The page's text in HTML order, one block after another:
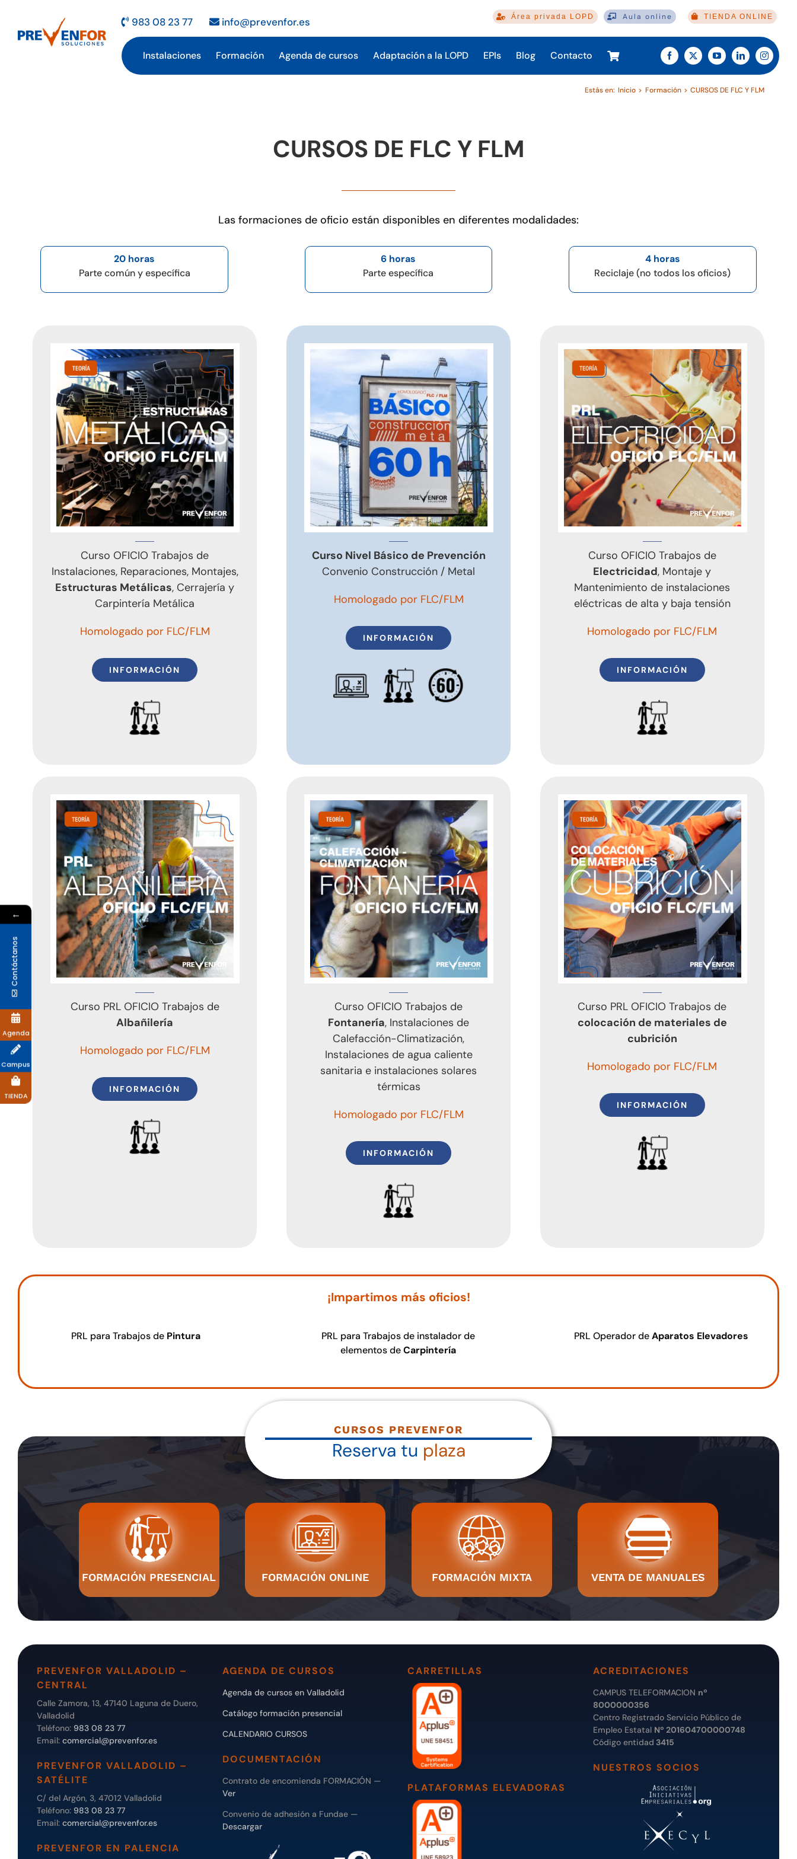
contenido
983 08 23 77 info@prevenfor.es Área privada LOPD Aula online TIENDA ONLINE
Instalaciones Formación Agenda de cursos Adaptación a la LOPD EPIs Blog Contacto
Estás en: Inicio Formación CURSOS DE FLC Y FLM
CURSOS DE FLC Y FLM
Las formaciones de oficio están disponibles en diferentes modalidades:
20 horas
Parte común y específica
6 horas
Parte específica
4 horas
Reciclaje (no todos los oficios)
Curso OFICIO Trabajos de
Instalaciones, Reparaciones, Montajes,
Estructuras Metálicas, Cerrajería y
Carpintería Metálica
Homologado por FLC/FLM
INFORMACIÓN
Curso Nivel Básico de Prevención
Convenio Construcción / Metal
Homologado por FLC/FLM
INFORMACIÓN
Curso OFICIO Trabajos de
Electricidad, Montaje y
Mantenimiento de instalaciones
eléctricas de alta y baja tensión
Homologado por FLC/FLM
INFORMACIÓN
Curso PRL OFICIO Trabajos de
Albañilería
Homologado por FLC/FLM
INFORMACIÓN
Curso OFICIO Trabajos de
Fontanería, Instalaciones de
Calefacción-Climatización,
Instalaciones de agua caliente
sanitaria e instalaciones solares
térmicas
Homologado por FLC/FLM
INFORMACIÓN
Curso PRL OFICIO Trabajos de
colocación de materiales de
cubrición
Homologado por FLC/FLM
INFORMACIÓN
¡Impartimos más oficios!
PRL para Trabajos de Pintura
PRL para Trabajos de instalador de
elementos deCarpintería
PRL Operador deAparatos Elevadores
CURSOS PREVENFOR
Reserva tu plaza
FORMACIÓN PRESENCIAL FORMACIÓN ONLINE FORMACIÓN MIXTA VENTA DE MANUALES
PREVENFOR VALLADOLID –
CENTRAL
Calle Zamora, 13, 47140 Laguna de Duero,
Valladolid
Teléfono: 983 08 23 77
Email: comercial@prevenfor.es
PREVENFOR VALLADOLID –
SATÉLITE
C/ del Argón, 3, 47012 Valladolid
Teléfono: 983 08 23 77
Email: comercial@prevenfor.es
PREVENFOR EN PALENCIA
AGENDA DE CURSOS
Agenda de cursos en Valladolid
Catálogo formación presencial
CALENDARIO CURSOS
DOCUMENTACIÓN
Contrato de encomienda FORMACIÓN —
Ver
Convenio de adhesión a Fundae —
Descargar
CARRETILLAS
PLATAFORMAS ELEVADORAS
ACREDITACIONES
CAMPUS TELEFORMACION nº
8000000356
Centro Registrado Servicio Público de
Empleo Estatal Nº 201604700000748
Código entidad 3415
NUESTROS SOCIOS
←
Contáctanos
Agenda
Campus
TIENDA